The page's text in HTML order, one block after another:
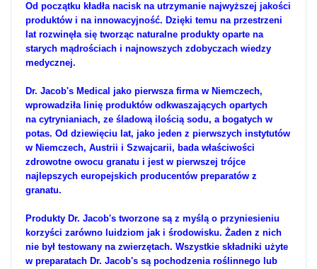
Od początku kładła nacisk na utrzymanie najwyższej jakości
produktów i na innowacyjność. Dzięki temu na przestrzeni
lat rozwinęła się tworząc naturalne produkty oparte na
starych mądrościach i najnowszych zdobyczach wiedzy
medycznej.
Dr. Jacob's Medical jako pierwsza firma w Niemczech,
wprowadziła linię produktów odkwaszających opartych
na cytrynianiach, ze śladową ilością sodu, a bogatych w
potas. Od dziewięciu lat, jako jeden z pierwszych instytutów
w Niemczech, Austrii i Szwajcarii, bada właściwości
zdrowotne owocu granatu i jest w pierwszej trójce
najlepszych europejskich producentów preparatów z
granatu.
Produkty Dr. Jacob's tworzone są z myślą o przyniesieniu
korzyści zarówno luidziom jak i środowisku. Żaden z nich
nie był testowany na zwierzętach. Wszystkie składniki użyte
w preparatach Dr. Jacob's są pochodzenia roślinnego lub